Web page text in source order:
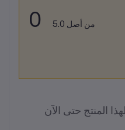
0 من أصل 5.0